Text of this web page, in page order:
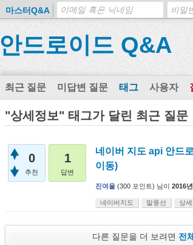
마스터Q&A
안드로이드 Q&A
최근 질문 미답변 질문 태그 사용자
"상세정보" 태그가 달린 최근 질문
0
추천
1
답변
네이버 지도 api 안드
이동)
진여울 (300 포인트) 님이 2016
네이버지도 말풍선 상세
다른 질문을 더 보려면 전